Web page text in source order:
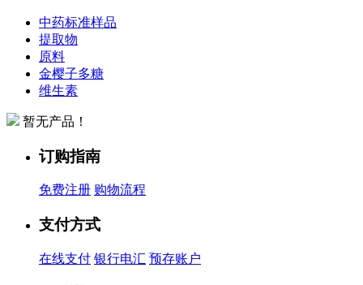
中药标准样品
提取物
原料
金樱子多糖
维生素
暂无产品！
订购指南
免费注册 购物流程
支付方式
在线支付 银行电汇 预存账户